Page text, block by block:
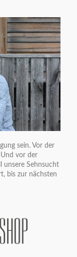
sein. Vor der
vor der
unsere Sehnsucht
bis zur nächsten